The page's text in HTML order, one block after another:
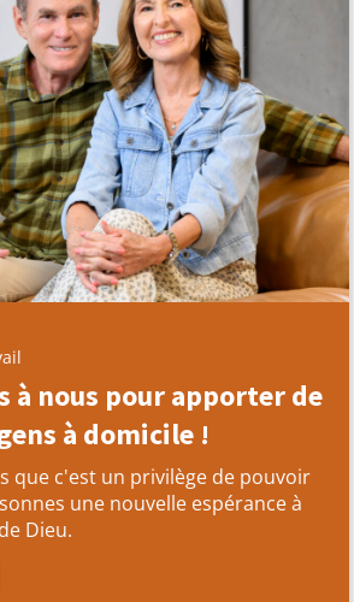
à nous pour apporter de
à domicile !
que c'est un privilège de pouvoir
une nouvelle espérance à
Dieu.